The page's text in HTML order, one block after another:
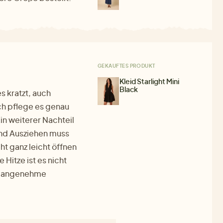
kratzt, auch
pflege es genau
weiterer Nachteil
Ausziehen muss
ganz leicht öffnen
Hitze ist es nicht
GEKAUFTES PRODUKT
Kleid Starlight Mini
Black